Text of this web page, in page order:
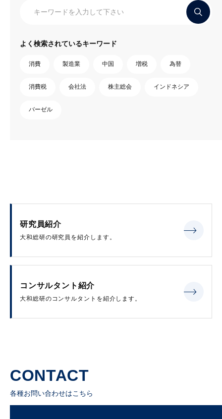
よく検索されているキーワード
消費 製造業 中国 増税 為替
消費税 会社法 株主総会 インドネシア
バーゼル
研究員紹介
大和総研の研究員を紹介します。
コンサルタント紹介
大和総研のコンサルタントを紹介します。
CONTACT
各種お問い合わせはこちら